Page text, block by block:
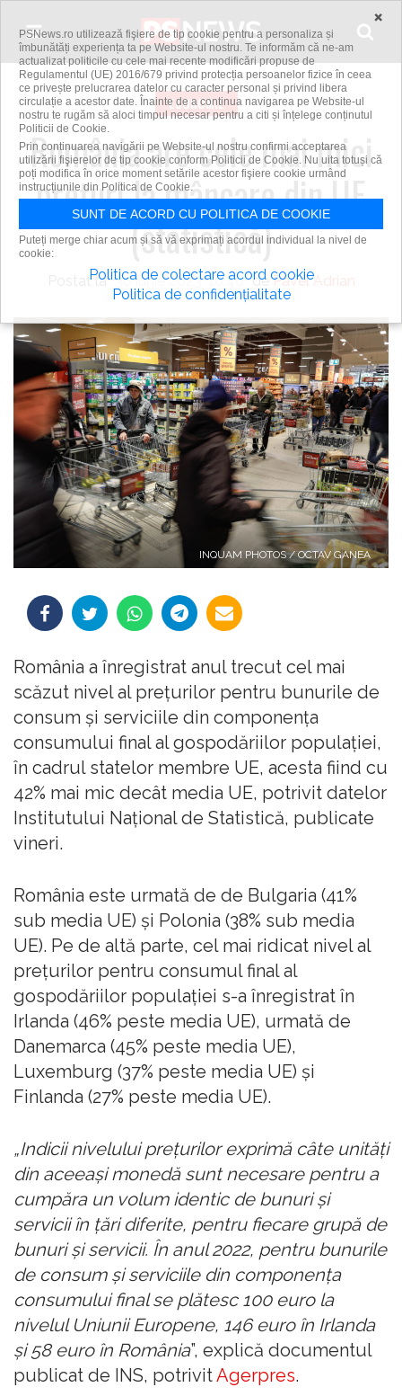
ECONOMIE
România are cele mai mici
preţuri la mâncare din UE
(statistică)
Postat la 30 iunie 2023, 10:46 dePavel Adrian
INQUAM PHOTOS / OCTAV GANEA
România a înregistrat anul trecut cel mai
scăzut nivel al preţurilor pentru bunurile de
consum şi serviciile din componenţa
consumului final al gospodăriilor populaţiei,
în cadrul statelor membre UE, acesta fiind cu
42% mai mic decât media UE, potrivit datelor
Institutului Naţional de Statistică, publicate
vineri.
România este urmată de de Bulgaria (41%
sub media UE) şi Polonia (38% sub media
UE). Pe de altă parte, cel mai ridicat nivel al
preţurilor pentru consumul final al
gospodăriilor populaţiei s-a înregistrat în
Irlanda (46% peste media UE), urmată de
Danemarca (45% peste media UE),
Luxemburg (37% peste media UE) şi
Finlanda (27% peste media UE).
„Indicii nivelului preţurilor exprimă câte unităţi
din aceeaşi monedă sunt necesare pentru a
cumpăra un volum identic de bunuri şi
servicii în ţări diferite, pentru fiecare grupă de
bunuri şi servicii. În anul 2022, pentru bunurile
de consum şi serviciile din componenţa
consumului final se plătesc 100 euro la
nivelul Uniunii Europene, 146 euro în Irlanda
şi 58 euro în România”, explică documentul
publicat de INS, potrivitAgerpres.
×
PSNews.ro utilizează fişiere de tip cookie pentru a personaliza și
îmbunătăți experiența ta pe Website-ul nostru. Te informăm că ne-am
actualizat politicile cu cele mai recente modificări propuse de
Regulamentul (UE) 2016/679 privind protecția persoanelor fizice în ceea
ce privește prelucrarea datelor cu caracter personal și privind libera
circulație a acestor date. Înainte de a continua navigarea pe Website-ul
nostru te rugăm să aloci timpul necesar pentru a citi și înțelege conținutul
Politicii de Cookie.
Prin continuarea navigării pe Website-ul nostru confirmi acceptarea
utilizării fişierelor de tip cookie conform Politicii de Cookie. Nu uita totuși că
poți modifica în orice moment setările acestor fişiere cookie urmând
instrucțiunile din Politica de Cookie.
SUNT DE ACORD CU POLITICA DE COOKIE
Puteți merge chiar acum și să vă exprimați acordul individual la nivel de
cookie:
Politica de colectare acord cookie
Politica de confidențialitate